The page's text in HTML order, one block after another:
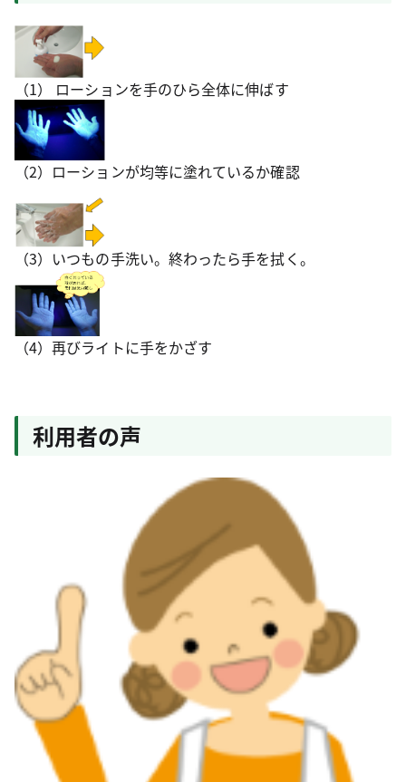
（1） ローションを手のひら全体に伸ばす
（2）ローションが均等に塗れているか確認
（3）いつもの手洗い。終わったら手を拭く。
（4）再びライトに手をかざす
利用者の声